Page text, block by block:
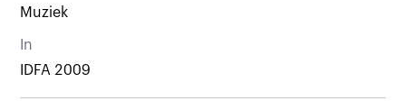
Muziek
In
IDFA 2009